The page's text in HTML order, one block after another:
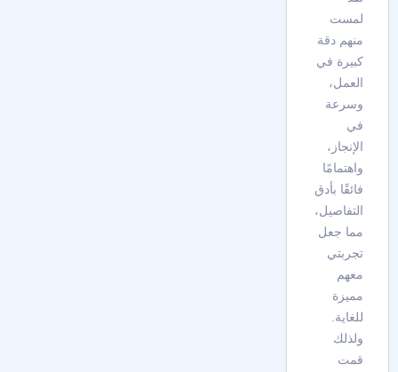
لمست
منهم دقة
كبيرة في
العمل،
وسرعة
في
الإنجاز،
واهتمامًا
فائقًا بأدق
التفاصيل،
مما جعل
تجربتي
معهم
مميزة
للغاية.
ولذلك
قمت